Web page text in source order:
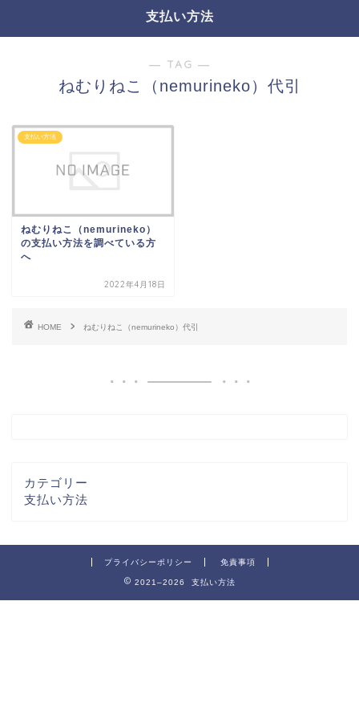
支払い方法
― TAG ―
ねむりねこ（nemurineko）代引
支払い方法
ねむりねこ（nemurineko）
の支払い方法を調べている方
へ
2022年4月18日
HOME ねむりねこ（nemurineko）代引
カテゴリー
支払い方法
プライバシーポリシー 免責事項
2021–2026 支払い方法